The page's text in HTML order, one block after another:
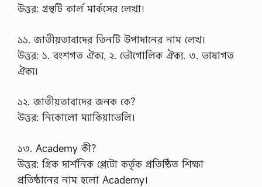
উত্তর: গ্রন্থটি কার্ল মার্কসের লেখা।
১১. জাতীয়তাবাদের তিনটি উপাদানের নাম লেখ।
উত্তর: ১. বংশগত ঐক্য, ২. ভৌগোলিক ঐক্য. ৩. ভাষাগত
ঐক্য।
১২. জাতীয়তাবাদের জনক কে?
উত্তর: নিকোলো ম্যাকিয়াভেলি।
১৩. Academy কী?
উত্তর: গ্রিক দার্শনিক প্লেটো কর্তৃক প্রতিষ্ঠিত শিক্ষা
প্রতিষ্ঠানের নাম হলো Academy।